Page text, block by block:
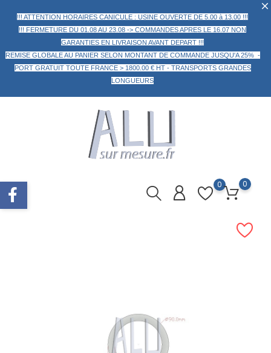
!!! ATTENTION HORAIRES CANICULE : USINE OUVERTE DE 5.00 à 13.00 !!!
!!! FERMETURE DU 01.08 AU 23.08 -> COMMANDES APRES LE 16.07 NON
GARANTIES EN LIVRAISON AVANT DEPART !!!
REMISE GLOBALE AU PANIER SELON MONTANT DE COMMANDE JUSQU'A 25% -
PORT GRATUIT TOUTE FRANCE > 1800.00 € HT - TRANSPORTS GRANDES
LONGUEURS
0 0